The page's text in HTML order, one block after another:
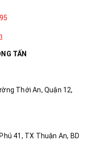
TẤN
Thới An, Quận 12,
41, TX Thuận An, BD